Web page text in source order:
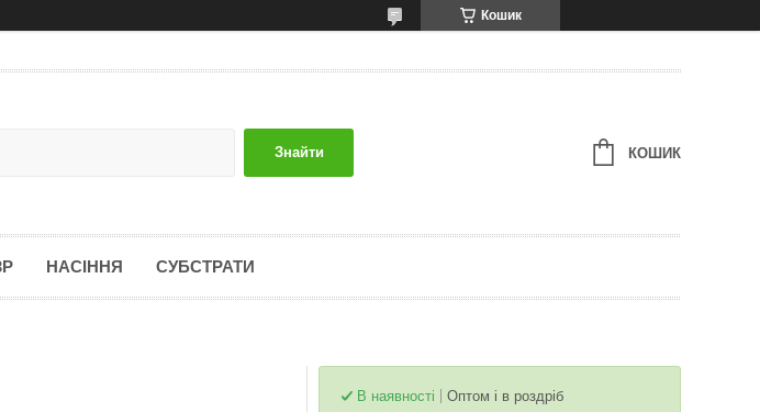
Кошик
Знайти КОШИК
НАСІННЯ СУБСТРАТИ
В наявності
Оптом і в роздріб